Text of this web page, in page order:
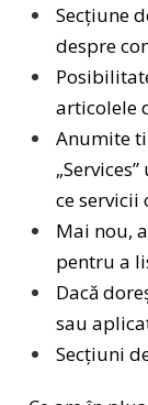
Secțiune
despre
articolele
Anumite
ce servicii
Mai nou,
pentru a
Dacă
sau
Secțiuni